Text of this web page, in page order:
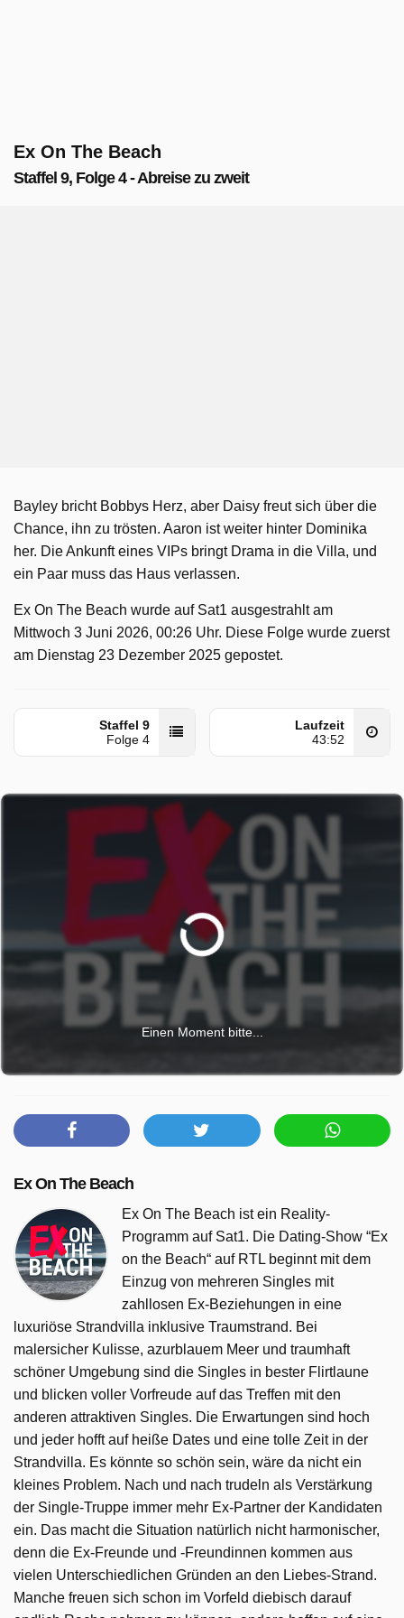
Ex On The Beach
Staffel 9, Folge 4 - Abreise zu zweit
Bayley bricht Bobbys Herz, aber Daisy freut sich über die
Chance, ihn zu trösten. Aaron ist weiter hinter Dominika
her. Die Ankunft eines VIPs bringt Drama in die Villa, und
ein Paar muss das Haus verlassen.
Ex On The Beach wurde auf Sat1 ausgestrahlt am
Mittwoch 3 Juni 2026, 00:26 Uhr. Diese Folge wurde zuerst
am Dienstag 23 Dezember 2025 gepostet.
Staffel 9
Folge 4
Laufzeit
43:52
Einen Moment bitte...
Ex On The Beach
Ex On The Beach ist ein Reality-
Programm auf Sat1. Die Dating-Show “Ex
on the Beach“ auf RTL beginnt mit dem
Einzug von mehreren Singles mit
zahllosen Ex-Beziehungen in eine
luxuriöse Strandvilla inklusive Traumstrand. Bei
malersicher Kulisse, azurblauem Meer und traumhaft
schöner Umgebung sind die Singles in bester Flirtlaune
und blicken voller Vorfreude auf das Treffen mit den
anderen attraktiven Singles. Die Erwartungen sind hoch
und jeder hofft auf heiße Dates und eine tolle Zeit in der
Strandvilla. Es könnte so schön sein, wäre da nicht ein
kleines Problem. Nach und nach trudeln als Verstärkung
der Single-Truppe immer mehr Ex-Partner der Kandidaten
ein. Das macht die Situation natürlich nicht harmonischer,
denn die Ex-Freunde und -Freundinnen kommen aus
vielen Unterschiedlichen Gründen an den Liebes-Strand.
Manche freuen sich schon im Vorfeld diebisch darauf